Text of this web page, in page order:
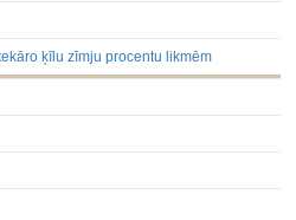
ķīlu zīmju procentu likmēm